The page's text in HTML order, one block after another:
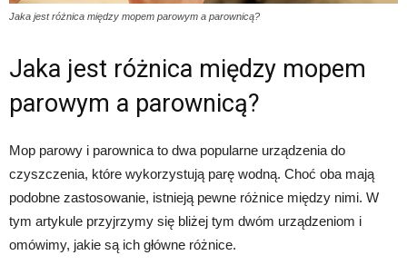
Jaka jest różnica między mopem parowym a parownicą?
Jaka jest różnica między mopem
parowym a parownicą?
Mop parowy i parownica to dwa popularne urządzenia do
czyszczenia, które wykorzystują parę wodną. Choć oba mają
podobne zastosowanie, istnieją pewne różnice między nimi. W
tym artykule przyjrzymy się bliżej tym dwóm urządzeniom i
omówimy, jakie są ich główne różnice.